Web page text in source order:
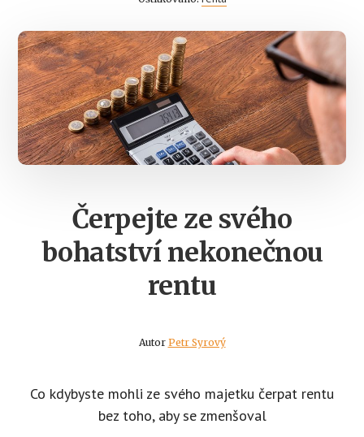
Čerpejte ze svého
bohatství nekonečnou
rentu
Autor Petr Syrový
Co kdybyste mohli ze svého majetku čerpat rentu
bez toho, aby se zmenšoval